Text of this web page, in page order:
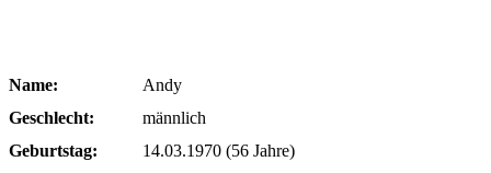
Name:
Andy
Geschlecht:
männlich
Geburtstag:
14.03.1970 (56 Jahre)